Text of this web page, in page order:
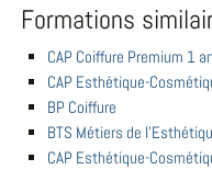
Formations
CAP Coiffure Premium 1
CAP Esthétique-
BP Coiffure
BTS Métiers de
CAP Esthétique-